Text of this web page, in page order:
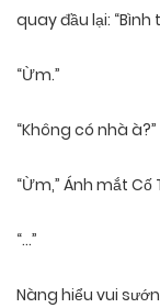
quay đầu lại:
“Ừm.”
“Không có nhà à?”
“Ừm,” Ánh mắt
“…”
Nàng hiểu vui